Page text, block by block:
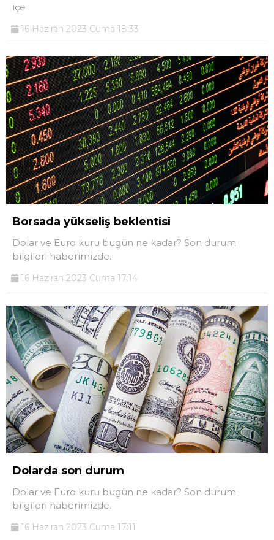
içe
16 Haziran 2023 Cuma 18:33
Borsada yükseliş beklentisi
Dolar ve Euro kuru bugün ne kadar? Son durum
bilgileri haberimizde.
16 Haziran 2023 Cuma 17:14
Dolarda son durum
Dolar ve Euro kuru bugün ne kadar? Son durum
bilgileri haberimizde.
16 Haziran 2023 Cuma 17:11